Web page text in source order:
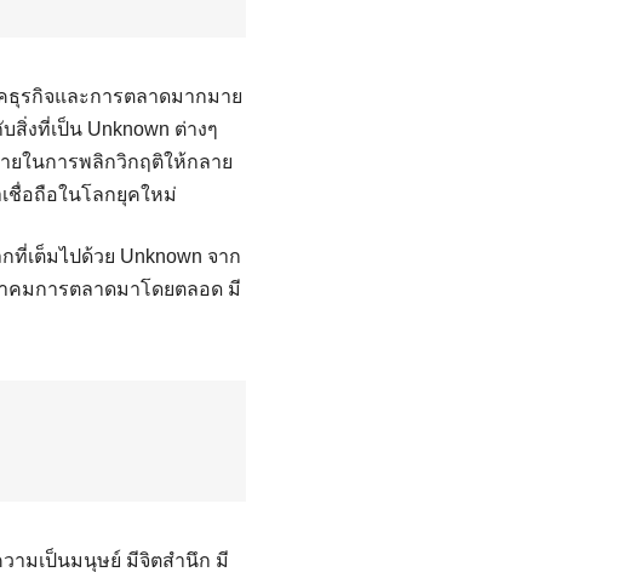
ธุรกิจและการตลาดมากมาย
งที่เป็น Unknown ต่างๆ
ยในการพลิกวิกฤติให้กลาย
ชื่อถือในโลกยุคใหม่
เต็มไปด้วย Unknown จาก
คมการตลาดมาโดยตลอด มี
ามเป็นมนุษย์ มีจิตสำนึก มี